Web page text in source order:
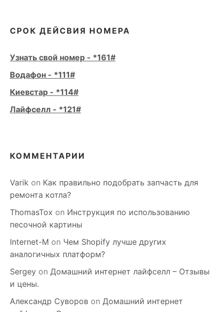
СРОК ДЕЙСВИЯ НОМЕРА
Узнать свой номер - *161#
Водафон - *111#
Киевстар - *114#
Лайфселл - *121#
КОММЕНТАРИИ
Varik on Как правильно подобрать запчасть для
ремонта котла?
ThomasTox on Инструкция по использованию
песочной картины
Internet-M on Чем Shopify лучше других
аналогичных платформ?
Sergey on Домашний интернет лайфселл – Отзывы
и цены.
Александр Суворов on Домашний интернет